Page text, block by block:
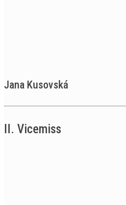
Jana Kusovská
II. Vicemiss